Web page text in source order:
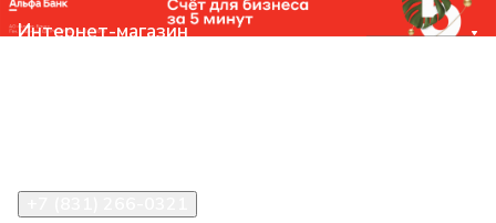
Интернет-магазин